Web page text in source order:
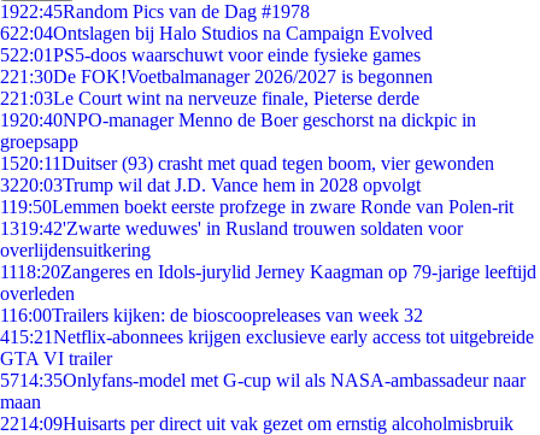
1922:45Random Pics van de Dag #1978
622:04Ontslagen bij Halo Studios na Campaign Evolved
522:01PS5-doos waarschuwt voor einde fysieke games
221:30De FOK!Voetbalmanager 2026/2027 is begonnen
221:03Le Court wint na nerveuze finale, Pieterse derde
1920:40NPO-manager Menno de Boer geschorst na dickpic in
groepsapp
1520:11Duitser (93) crasht met quad tegen boom, vier gewonden
3220:03Trump wil dat J.D. Vance hem in 2028 opvolgt
119:50Lemmen boekt eerste profzege in zware Ronde van Polen-rit
1319:42'Zwarte weduwes' in Rusland trouwen soldaten voor
overlijdensuitkering
1118:20Zangeres en Idols-jurylid Jerney Kaagman op 79-jarige leeftijd
overleden
116:00Trailers kijken: de bioscoopreleases van week 32
415:21Netflix-abonnees krijgen exclusieve early access tot uitgebreide
GTA VI trailer
5714:35Onlyfans-model met G-cup wil als NASA-ambassadeur naar
maan
2214:09Huisarts per direct uit vak gezet om ernstig alcoholmisbruik